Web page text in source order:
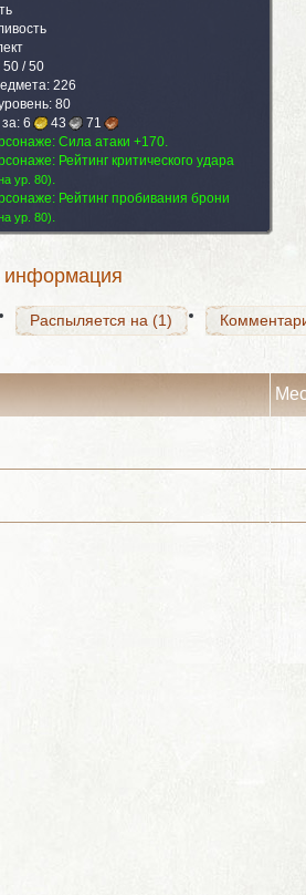
50 / 50
226
80
6 43
71
Сила атаки +170.
Рейтинг критического удара
yp. 80).
Рейтинг пробивания брони
yp. 80).
информация
Распыляется на (1)
Распыляется на (1)
Распыляется на (1)